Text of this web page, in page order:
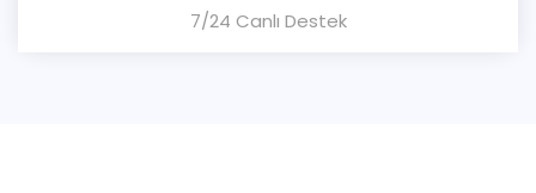
7/24 Canlı Destek